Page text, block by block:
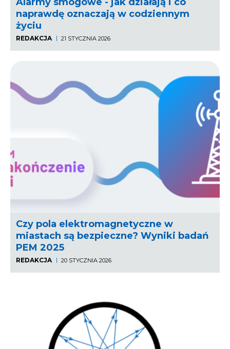
naprawdę oznaczają w codziennym
życiu
REDAKCJA 21 STYCZNIA 2026
Czy pola elektromagnetyczne w
miastach są bezpieczne? Wyniki badań
PEM 2025
REDAKCJA 20 STYCZNIA 2026